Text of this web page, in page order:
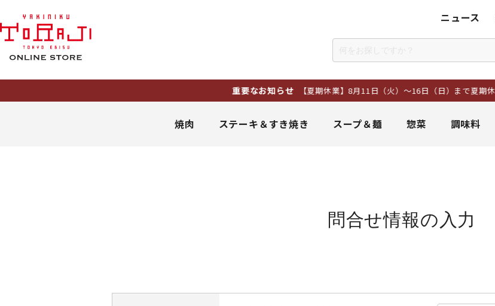
ニュース
重要なお知らせ 【夏期休業】8月11日（火）～16日（日）まで夏期休業
焼肉 ステーキ＆すき焼き スープ＆麺 惣菜 調味料
問合せ情報の入力